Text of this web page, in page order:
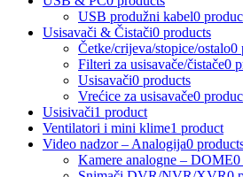
USB produžni kabel0
Usisavači & Čistači0 products
Četke/crijeva/stopice/ostalo0
Filteri za usisavače/čistače0
Usisavači0 products
Vrećice za usisavače0
Usisivači1 product
Ventilatori i mini klime1 product
Video nadzor – Analogija0
Kamere analogne – DOME0